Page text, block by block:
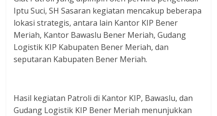
Iptu Suci, SH Sasaran kegiatan mencakup beberapa
lokasi strategis, antara lain Kantor KIP Bener
Meriah, Kantor Bawaslu Bener Meriah, Gudang
Logistik KIP Kabupaten Bener Meriah, dan
seputaran Kabupaten Bener Meriah.
Hasil kegiatan Patroli di Kantor KIP, Bawaslu, dan
Gudang Logistik KIP Bener Meriah menunjukkan